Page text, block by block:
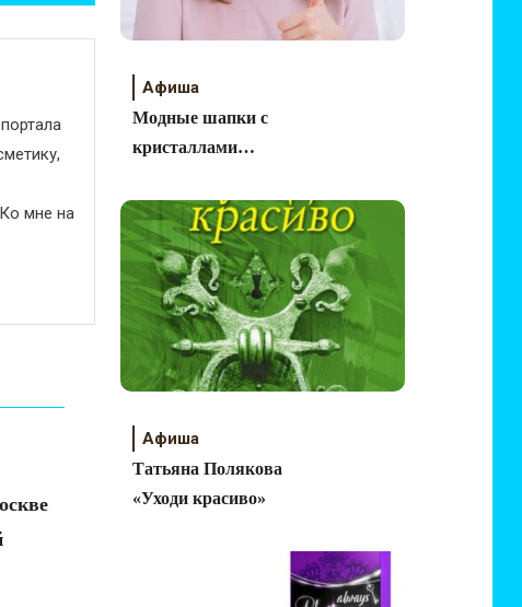
мне на
Афиша
Модные шапки с
кристаллами
Jollini
Афиша
Татьяна Полякова
«Уходи красиво»